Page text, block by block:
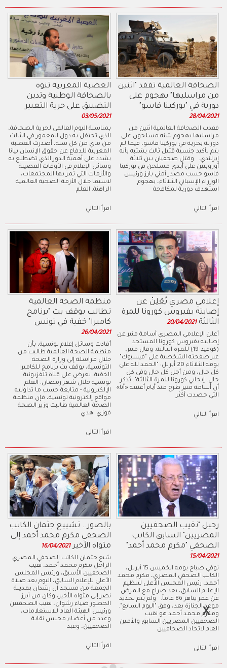
العصبة المغربية تنوه
بالصحافة الوطنية وتدين
التضييق على حرية التعبير
03/05/2021
بمناسبة اليوم العالمي لحرية الصحافة،
الذي تحتفل به دول المعمور في الثالث
من ماي من كل سنة، أصدرت العصبة
المغربية للدفاع عن حقوق الإنسان بيانا
يشدد على أهمية الدور الذي تضطلع به
وسائل الإعلام في الأوقات العصيبة
والأزمات التي تمر بها المجتمعات،
لاسيما خلال الأزمة الصحية العالمية
الراهنة. العلم
اقرأ التالي
الصحافة العالمية تفقد "اثنين
من مراسليها" بهجوم على
دورية في "بوركينا فاسو"
28/04/2021
فقدت الصحافة العالمية اثنين من
مراسليها بهجوم شنه مسلحون على
دورية بحرية في بوركينا فاسو، فيما لم
يتم تأكيد جنسية قتيل ثالث يشتبه بأنه
إيرلندي. وقتل صحفيان بين ثلاثة
أوروبيين على أيدي مسلحن في بوركينا
فاسو حسب مصدر أمني بارز ورئيس
الوزراء الإسباني الثلاثاء، بهجوم
استهدف دورية لمكافحة
اقرأ التالي
منظمة الصحة العالمية
تطالب بوقف بث "برنامج
كاميرا" خفية في تونس
26/04/2021
أفادت وسائل إعلام تونسية، بأن
منظمة الصحة العالمية طالبت من
خلال مراسلة إلى وزارة الصحة
التونسية، بوقف بث برنامج للكاميرا
الخفية، يعرض على قناة تلفزيونية
تونسية خلال شهر رمضان. العلم
الإلكترونية - متابعة حسب ما تداولته
مواقع إلكترونية تونسية، فإن منظمة
الصحة العالمية طالبت وزير الصحة
فوزي اهدي
اقرأ التالي
إعلامي مصري يُعْلِنْ عن
إصابته بفيروس كورونا للمرة
الثالثة 20/04/2021
أعلن الإعلامي المصري أسامة منير عن
إصابته بفيروس كورونا المستجد
(كوفيد-19) للمرة الثالثة. وقال منير،
عبر صفحته الشخصية على "فيسبوك"
يومه الثلاثاء 20 أبريل: "الحمد لله على
كل حال، ومن أجل كل حال وفي كل
حال، إيجابي كورونا للمرة الثالثة". يُذكر
أن أسامة منير طرح منذ أيام أغنيته «أنا»
التي حصدت أكثر
اقرأ التالي
بالصور.. تشييع جثمان الكاتب
الصحفي مكرم محمد أحمد إلى
مثواه الأخير 16/04/2021
​شيع جثمان الكاتب الصحفي المصري
الراحل مكرم محمد أحمد، نقيب
الصحفيين الأسبق، ورئيس المجلس
الأعلى للإعلام السابق، اليوم بعد صلاة
الجمعة من مسجد آل رشدان بمدينة
نصر إلى مثواه الأخير، وكان من أبرز
الحضور ضياء رشوان، نقيب الصحفيين
ورئيس الهيئة العام للاستعلامات،
وعدد من أعضاء مجلس نقابة
الصحفيين، وعبد
اقرأ التالي
رحيل "نقيب الصحفيين
المصريين" السابق الكاتب
الصحفي "مكرم محمد أحمد"
15/04/2021
توفي صباح يومه الخميس 15 أبريل،
الكاتب الصحفي المصري، مكرم محمد
أحمد، رئيس المجلس الأعلى لتنظيم
الإعلام السابق، بعد صراع مع المرض
عن عمر يناهز 86 عاماً. ولم يتم تحديد
موعد الجنازة بعد، وفق "اليوم السابع".
ومكرم محمد أحمد هو نقيب
الصحفيين المصريين السابق والأمين
العام لاتحاد الصحافيين
اقرأ التالي